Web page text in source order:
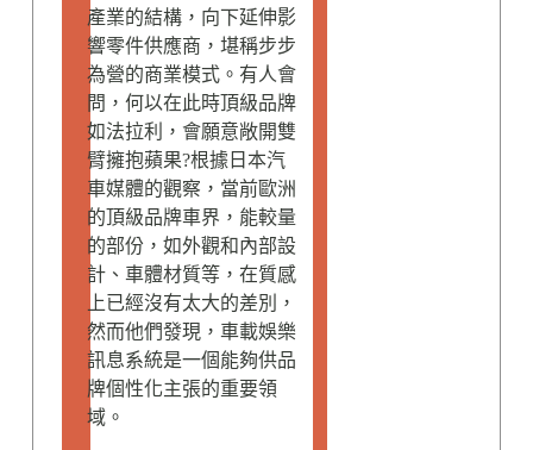
產業的結構，向下延伸影
響零件供應商，堪稱步步
為營的商業模式。有人會
問，何以在此時頂級品牌
如法拉利，會願意敞開雙
臂擁抱蘋果?根據日本汽
車媒體的觀察，當前歐洲
的頂級品牌車界，能較量
的部份，如外觀和內部設
計、車體材質等，在質感
上已經沒有太大的差別，
然而他們發現，車載娛樂
訊息系統是一個能夠供品
牌個性化主張的重要領
域。